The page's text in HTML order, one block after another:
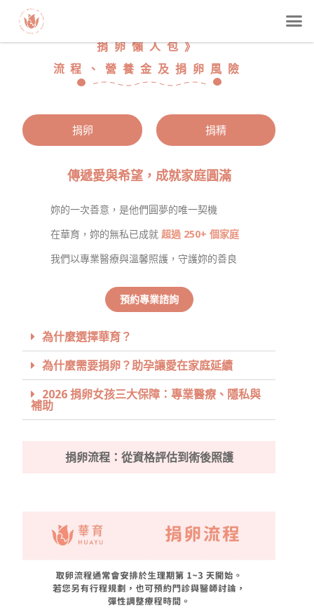
捐卵懶人包》
流程、營養金及捐卵風險
捐卵 捐精
傳遞愛與希望，成就家庭圓滿
妳的一次善意，是他們圓夢的唯一契機
在華育，妳的無私已成就超過 250+ 個家庭
我們以專業醫療與溫馨照護，守護妳的善良
預約專業諮詢
為什麼選擇華育？​
為什麼需要捐卵？助孕讓愛在家庭延續
2026 捐卵女孩三大保障：專業醫療、隱私與
補助
捐卵流程：從資格評估到術後照護